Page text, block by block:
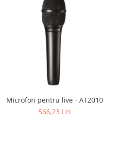
Line Array Active
Monitoare de scena
Subwoofere Active
Subwoofere Pasive
Cabluri si conectori
Accesorii pt. Cabluri
Adaptoare Audio
Cabluri Audio cu Conectori
Cabluri la metru
Microfon pentru live - AT2010
566,23 Lei